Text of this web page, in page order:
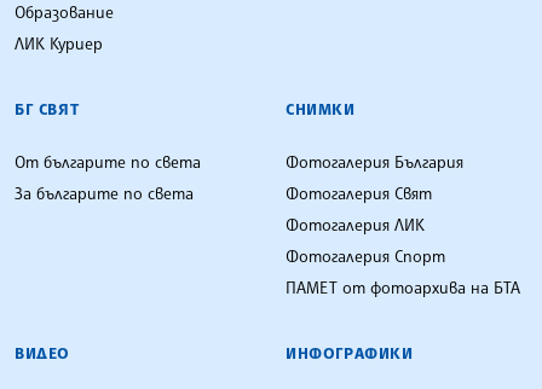
Образование
ЛИК Куриер
БГ СВЯТ
От българите по света
За българите по света
СНИМКИ
Фотогалерия България
Фотогалерия Свят
Фотогалерия ЛИК
Фотогалерия Спорт
ПАМЕТ от фотоархива на БТА
ВИДЕО ИНФОГРАФИКИ